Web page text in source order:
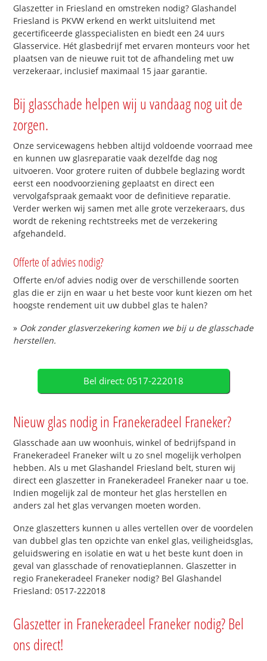
Glaszetter in Friesland en omstreken nodig? Glashandel
Friesland is PKVW erkend en werkt uitsluitend met
gecertificeerde glasspecialisten en biedt een 24 uurs
Glasservice. Hét glasbedrijf met ervaren monteurs voor het
plaatsen van de nieuwe ruit tot de afhandeling met uw
verzekeraar, inclusief maximaal 15 jaar garantie.
Bij glasschade helpen wij u vandaag nog uit de
zorgen.
Onze servicewagens hebben altijd voldoende voorraad mee
en kunnen uw glasreparatie vaak dezelfde dag nog
uitvoeren. Voor grotere ruiten of dubbele beglazing wordt
eerst een noodvoorziening geplaatst en direct een
vervolgafspraak gemaakt voor de definitieve reparatie.
Verder werken wij samen met alle grote verzekeraars, dus
wordt de rekening rechtstreeks met de verzekering
afgehandeld.
Offerte of advies nodig?
Offerte en/of advies nodig over de verschillende soorten
glas die er zijn en waar u het beste voor kunt kiezen om het
hoogste rendement uit uw dubbel glas te halen?
» Ook zonder glasverzekering komen we bij u de glasschade
herstellen.
Bel direct: 0517-222018
Nieuw glas nodig in Franekeradeel Franeker?
Glasschade aan uw woonhuis, winkel of bedrijfspand in
Franekeradeel Franeker wilt u zo snel mogelijk verholpen
hebben. Als u met Glashandel Friesland belt, sturen wij
direct een glaszetter in Franekeradeel Franeker naar u toe.
Indien mogelijk zal de monteur het glas herstellen en
anders zal het glas vervangen moeten worden.
Onze glaszetters kunnen u alles vertellen over de voordelen
van dubbel glas ten opzichte van enkel glas, veiligheidsglas,
geluidswering en isolatie en wat u het beste kunt doen in
geval van glasschade of renovatieplannen. Glaszetter in
regio Franekeradeel Franeker nodig? Bel Glashandel
Friesland: 0517-222018
Glaszetter in Franekeradeel Franeker nodig? Bel
ons direct!